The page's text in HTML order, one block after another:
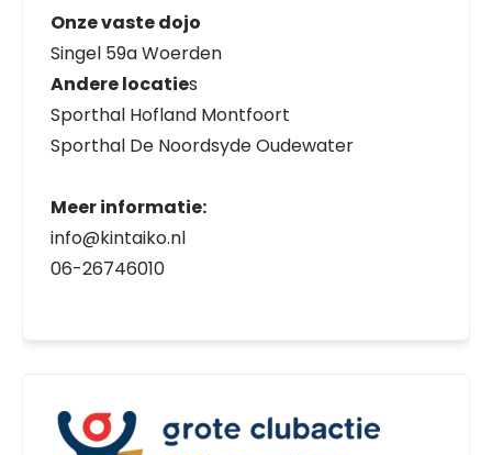
Onze vaste dojo
Singel 59a Woerden
Andere locaties
Sporthal Hofland Montfoort
Sporthal De Noordsyde Oudewater
Meer informatie:
info@kintaiko.nl
06-26746010